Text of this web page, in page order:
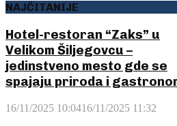
NAJČITANIJE
Hotel-restoran “Zaks” u
Velikom Šiljegovcu –
jedinstveno mesto gde se
spajaju priroda i
16/11/2025 10:0416/11/2025 11:32